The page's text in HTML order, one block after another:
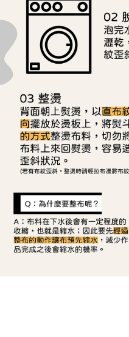
請求用戶進行身份認證。
５．嚴禁一人註冊多個帳號或使用
恩沛科技股份有限公司將有權停止